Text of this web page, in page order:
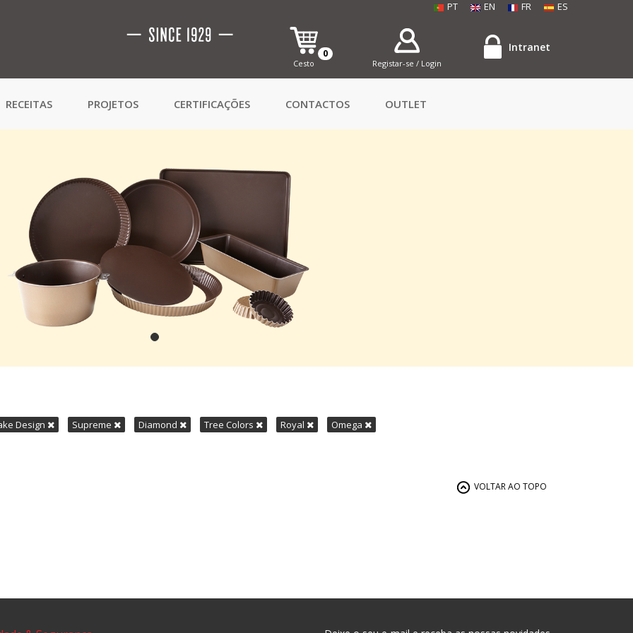
PT EN FR ES
Intranet
Registar-se / Login
0
Cesto
RECEITAS PROJETOS CERTIFICAÇÕES CONTACTOS OUTLET
Design Supreme Diamond Tree Colors Royal Omega
VOLTAR AO TOPO